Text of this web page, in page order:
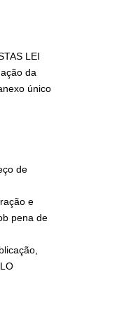
LEI
da
único
de
e
pena de